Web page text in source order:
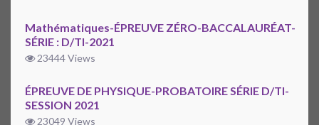
Mathématiques-ÉPREUVE ZÉRO-BACCALAURÉAT-
SÉRIE : D/TI-2021
23444 Views
ÉPREUVE DE PHYSIQUE-PROBATOIRE SÉRIE D/TI-
SESSION 2021
23049 Views